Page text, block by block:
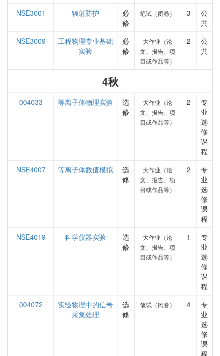
NSE3001
辐射防护
必
修
笔试（闭卷） 3
公
共
NSE3009
工程物理专业基础
实验
必
修
大作业（论
文、报告、项
目或作品等）
2
公
共
4秋
004033 等离子体物理实验
选
修
大作业（论
文、报告、项
目或作品等）
2
专
业
选
修
课
程
NSE4007
等离子体数值模拟
选
修
大作业（论
文、报告、项
目或作品等）
2
专
业
选
修
课
程
NSE4019
科学仪器实验
选
修
大作业（论
文、报告、项
目或作品等）
1
专
业
选
修
课
程
004072
实验物理中的信号
采集处理
选
修
笔试（闭卷） 4
专
业
选
修
课
程